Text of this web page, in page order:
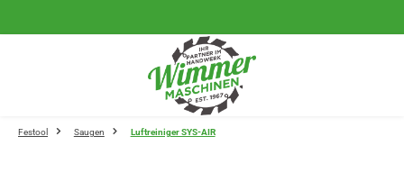
Festool Saugen Luftreiniger SYS-AIR